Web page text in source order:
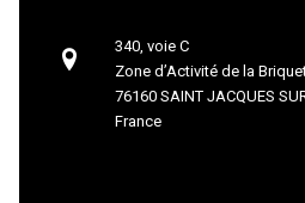
340, voie C
Zone d’Activité de la
76160 SAINT JACQUES
France